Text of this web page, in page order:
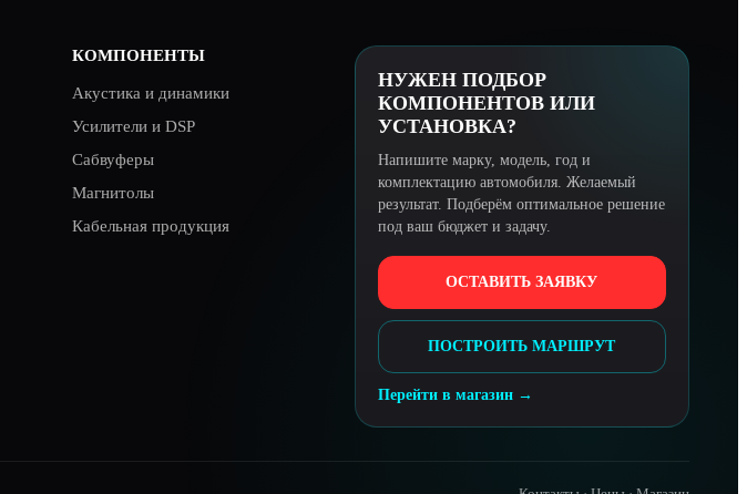
КОМПОНЕНТЫ
Акустика и динамики
Усилители и DSP
Сабвуферы
Магнитолы
Кабельная продукция
НУЖЕН ПОДБОР
КОМПОНЕНТОВ ИЛИ
УСТАНОВКА?
Напишите марку, модель, год и
комплектацию автомобиля. Желаемый
результат. Подберём оптимальное решение
под ваш бюджет и задачу.
ОСТАВИТЬ ЗАЯВКУ
ПОСТРОИТЬ МАРШРУТ
Перейти в магазин →